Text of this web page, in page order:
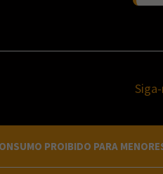
CONSUMO PROIBIDO PARA